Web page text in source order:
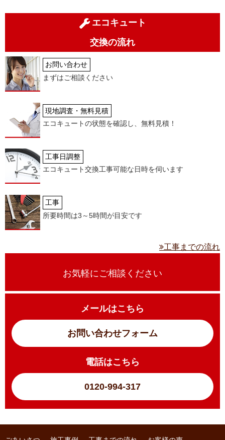
エコキュート
交換の流れ
お問い合わせ
まずはご相談ください
現地調査・無料見積
エコキュートの状態を確認し、無料見積！
工事日調整
エコキュート交換工事可能な日時を伺います
工事
所要時間は3～5時間が目安です
工事までの流れ
お気軽にご相談ください
メールはこちら
お問い合わせフォーム
電話はこちら
0120-994-317